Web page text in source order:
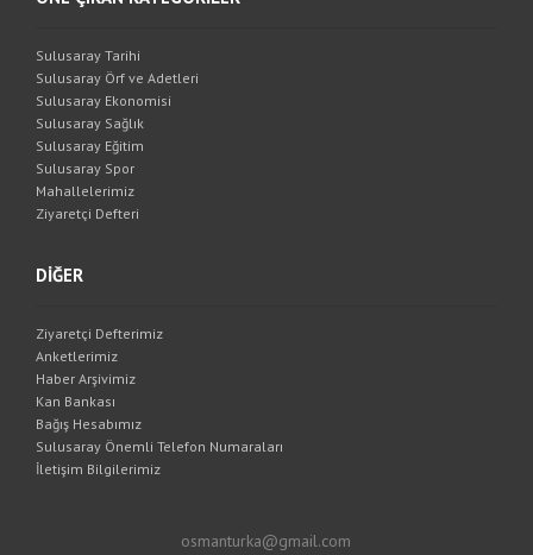
Sulusaray Tarihi
Sulusaray Örf ve Adetleri
Sulusaray Ekonomisi
Sulusaray Sağlık
Sulusaray Eğitim
Sulusaray Spor
Mahallelerimiz
Ziyaretçi Defteri
DİĞER
Ziyaretçi Defterimiz
Anketlerimiz
Haber Arşivimiz
Kan Bankası
Bağış Hesabımız
Sulusaray Önemli Telefon Numaraları
İletişim Bilgilerimiz
osmanturka@gmail.com